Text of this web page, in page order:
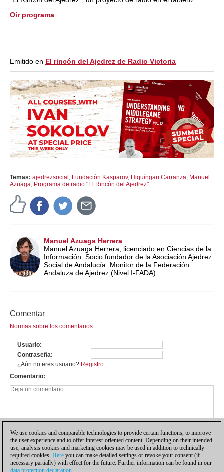
Oír programa
Emitido en El rincón del Ajedrez de Radio Victoria
Temas: ajedrezsocial , Fundación Kasparov, Hiquíngari Carranza, Manuel
Azuaga, Programa de radio "El Rincón del Ajedrez"
Manuel Azuaga Herrera
Manuel Azuaga Herrera, licenciado en Ciencias de la
Información. Socio fundador de la Asociación Ajedrez
Social de Andalucía. Monitor de la Federación
Andaluza de Ajedrez (Nivel I-FADA)
Comentar
Normas sobre los comentarios
Usuario
Contraseña
¿Aún no eres usuario? Registro
Comentario
We use cookies and comparable technologies to provide certain functions, to improve
the user experience and to offer interest-oriented content. Depending on their intended
use, analysis cookies and marketing cookies may be used in addition to technically
required cookies. Here you can make detailed settings or revoke your consent (if
necessary partially) with effect for the future. Further information can be found in our
data protection declaration